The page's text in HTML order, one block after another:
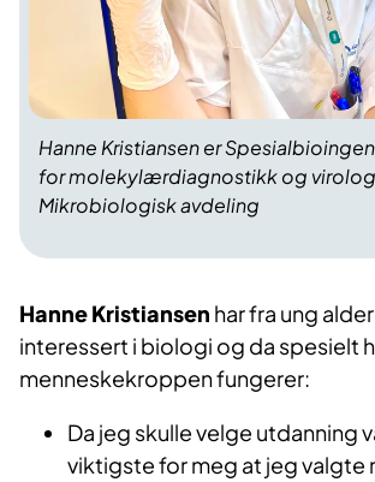
Hanne Kristiansen er
for molekylærdiagnostikk og
Mikrobiologisk avdeling
Hanne Kristiansen har fra ung
interessert i biologi og da spesielt
menneskekroppen fungerer:
Da jeg skulle velge utdanning
viktigste for meg at jeg valgte